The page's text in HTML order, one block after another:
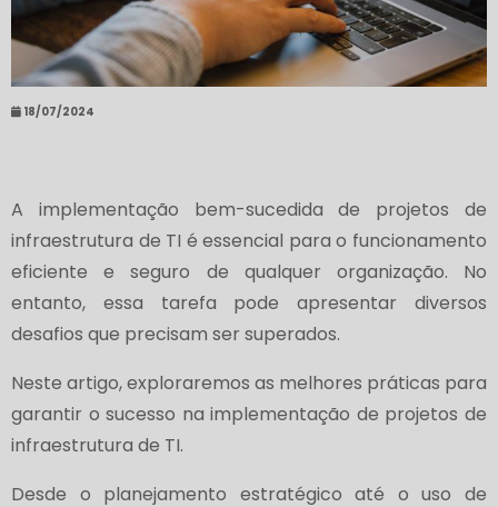
18/07/2024
A implementação bem-sucedida de projetos de
infraestrutura de TI é essencial para o funcionamento
eficiente e seguro de qualquer organização. No
entanto, essa tarefa pode apresentar diversos
desafios que precisam ser superados.
Neste artigo, exploraremos as melhores práticas para
garantir o sucesso na implementação de projetos de
infraestrutura de TI.
Desde o planejamento estratégico até o uso de